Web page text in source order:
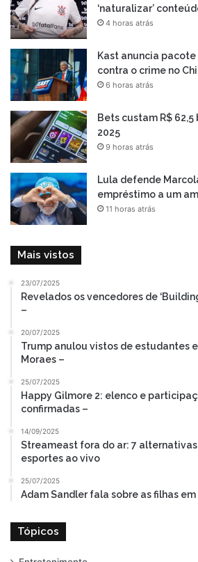
‘naturalizar’
4 horas atrás
Kast anuncia
contra o crime no
6 horas atrás
Bets custam R$
2025
9 horas atrás
Lula defende
empréstimo a um
11 horas atrás
Mais vistos
23/07/2025
Revelados os vencedores de
–
20/07/2025
Trump anulou vistos de estudantes
Moraes –
25/07/2025
Happy Gilmore 2: elenco e
confirmadas –
14/09/2025
Streameast fora do ar: 7
esportes ao vivo
25/07/2025
Adam Sandler fala sobre as filhas em
Tópicos